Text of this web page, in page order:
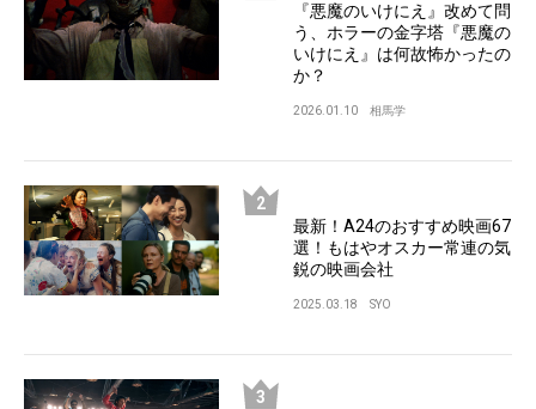
『悪魔のいけにえ』改めて問
う、ホラーの金字塔『悪魔の
いけにえ』は何故怖かったの
か？
2026.01.10 相馬学
最新！A24のおすすめ映画67
選！もはやオスカー常連の気
鋭の映画会社
2025.03.18 SYO